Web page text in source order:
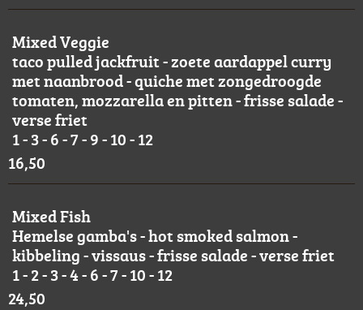
Mixed Veggie
taco pulled jackfruit - zoete aardappel curry
met naanbrood - quiche met zongedroogde
tomaten, mozzarella en pitten - frisse salade -
verse friet
1 - 3 - 6 - 7 - 9 - 10 - 12
16,50
Mixed Fish
Hemelse gamba's - hot smoked salmon -
kibbeling - vissaus - frisse salade - verse friet
1 - 2 - 3 - 4 - 6 - 7 - 10 - 12
24,50